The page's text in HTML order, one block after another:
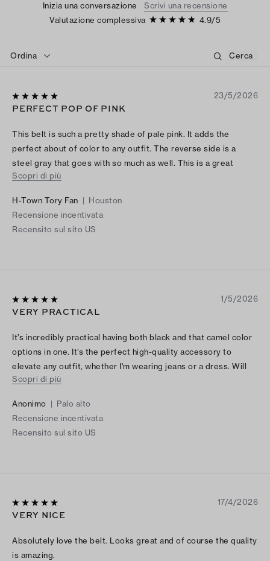
Inizia una conversazione
Scrivi una recensione
Valutazione complessiva
4.9/5
Ordina
23/5/2026
PERFECT POP OF PINK
This belt is such a pretty shade of pale pink. It adds the
perfect about of color to any outfit. The reverse side is a
steel gray that goes with so much as well. This is a great
addition to my Tory belt collection. Her belts are my favorite
Scopri di più
H-Town Tory Fan | Houston
Recensione incentivata
Recensito sul sito US
1/5/2026
VERY PRACTICAL
It’s incredibly practical having both black and that camel color
options in one. It’s the perfect high-quality accessory to
elevate any outfit, whether I'm wearing jeans or a dress. Will
get it in another color.
Scopri di più
Anonimo | Palo alto
Recensione incentivata
Recensito sul sito US
17/4/2026
VERY NICE
Absolutely love the belt. Looks great and of course the quality
is amazing.